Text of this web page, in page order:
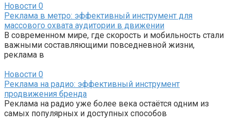
Новости 0
Реклама в метро: эффективный инструмент для
массового охвата аудитории в движении
В современном мире, где скорость и мобильность стали
важными составляющими повседневной жизни,
реклама в
Новости 0
Реклама на радио: эффективный инструмент
продвижения бренда
Реклама на радио уже более века остаётся одним из
самых популярных и доступных способов